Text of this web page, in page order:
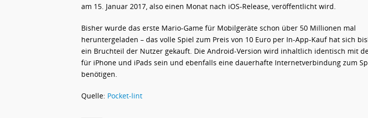
am 15. Januar 2017, also einen Monat nach iOS-Release, veröffentlicht wird.
Bisher wurde das erste Mario-Game für Mobilgeräte schon über 50 Millionen mal
heruntergeladen – das volle Spiel zum Preis von 10 Euro per In-App-Kauf hat sich
ein Bruchteil der Nutzer gekauft. Die Android-Version wird inhaltlich identisch mit
für iPhone und iPads sein und ebenfalls eine dauerhafte Internetverbindung zum
benötigen.
Quelle: Pocket-lint